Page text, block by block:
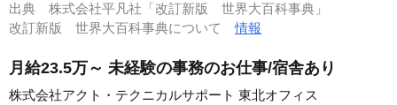
出典 株式会社平凡社「改訂新版 世界大百科事典」
改訂新版 世界大百科事典について情報
月給23.5万～ 未経験の事務のお仕事/宿舎あり
株式会社アクト・テクニカルサポート 東北オフィス